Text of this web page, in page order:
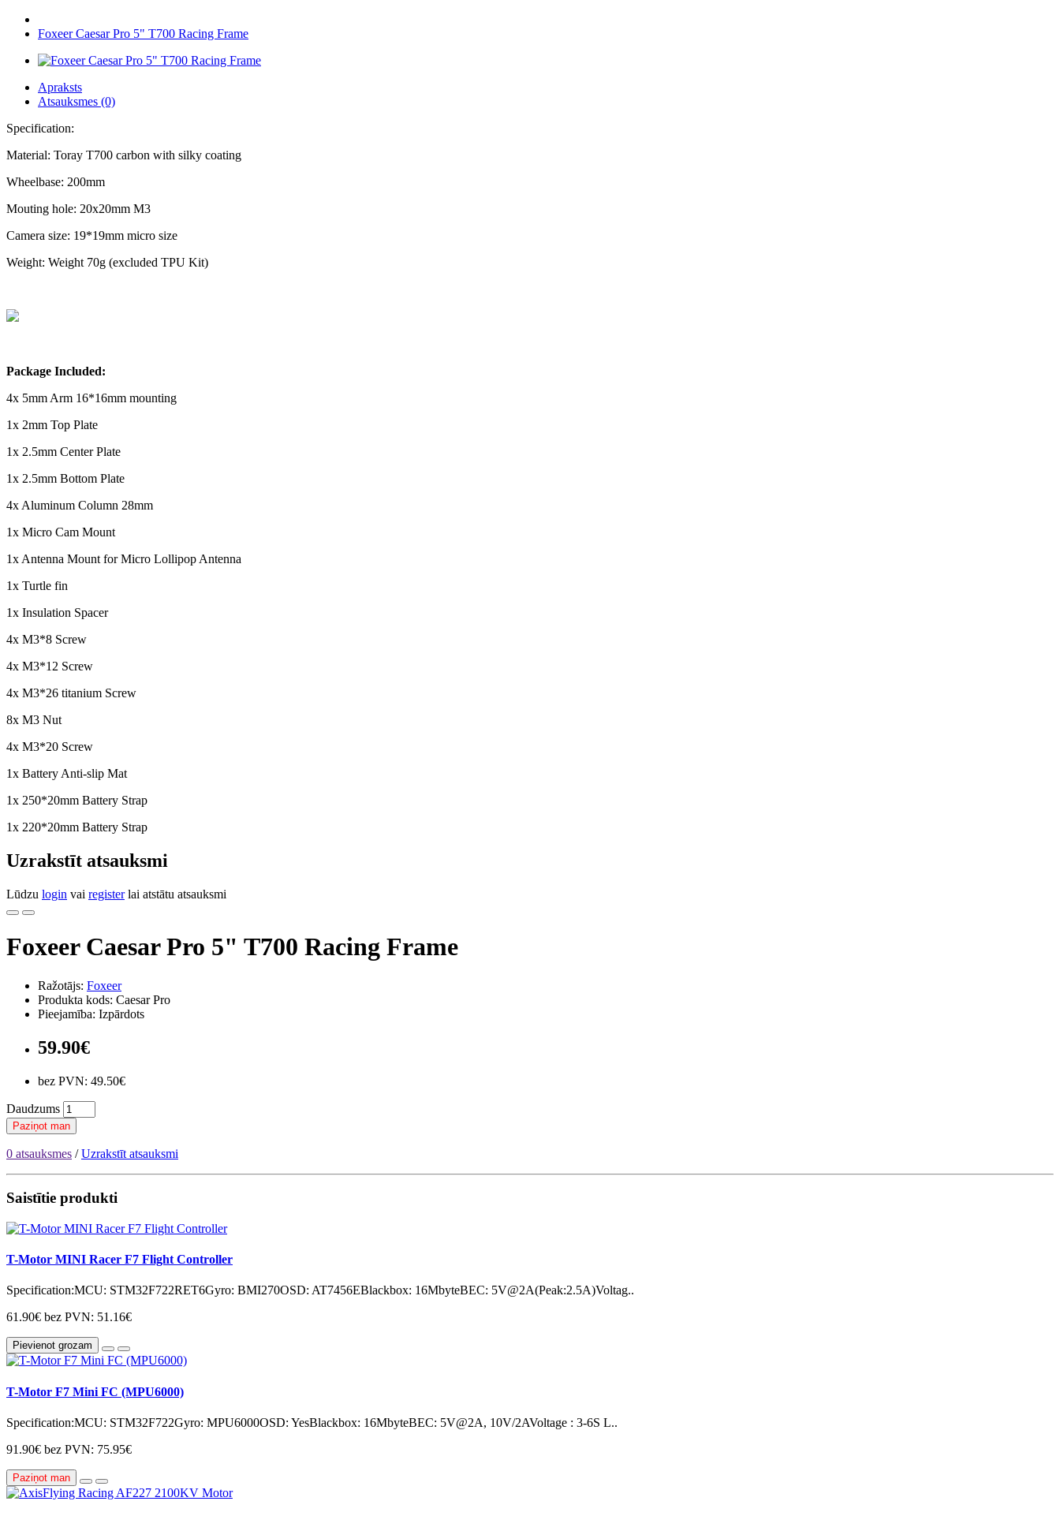
Foxeer Caesar Pro 5" T700 Racing Frame
Apraksts
Atsauksmes (0)
Specification:
Material: Toray T700 carbon with silky coating
Wheelbase: 200mm
Mouting hole: 20x20mm M3
Camera size: 19*19mm micro size
Weight: Weight 70g (excluded TPU Kit)
Package Included:
4x 5mm Arm 16*16mm mounting
1x 2mm Top Plate
1x 2.5mm Center Plate
1x 2.5mm Bottom Plate
4x Aluminum Column 28mm
1x Micro Cam Mount
1x Antenna Mount for Micro Lollipop Antenna
1x Turtle fin
1x Insulation Spacer
4x M3*8 Screw
4x M3*12 Screw
4x M3*26 titanium Screw
8x M3 Nut
4x M3*20 Screw
1x Battery Anti-slip Mat
1x 250*20mm Battery Strap
1x 220*20mm Battery Strap
Uzrakstīt atsauksmi
Lūdzu login vai registerlai atstātu atsauksmi
Foxeer Caesar Pro 5" T700 Racing Frame
Ražotājs: Foxeer
Produkta kods: Caesar Pro
Pieejamība: Izpārdots
59.90€
bez PVN: 49.50€
Daudzums
Paziņot man
0 atsauksmes /Uzrakstīt atsauksmi
Saistītie produkti
T-Motor MINI Racer F7 Flight Controller
Specification:MCU: STM32F722RET6Gyro: BMI270OSD: AT7456EBlackbox: 16MbyteBEC: 5V@2A(Peak:2.5A)Voltag..
61.90€ bez PVN: 51.16€
Pievienot grozam
T-Motor F7 Mini FC (MPU6000)
Specification:MCU: STM32F722Gyro: MPU6000OSD: YesBlackbox: 16MbyteBEC: 5V@2A, 10V/2AVoltage : 3-6S L..
91.90€ bez PVN: 75.95€
Paziņot man